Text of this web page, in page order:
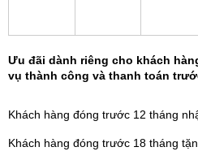
Ưu đãi dành riêng cho khách
vụ thành công và thanh toán
Khách hàng đóng trước 12 tháng
Khách hàng đóng trước 18 tháng